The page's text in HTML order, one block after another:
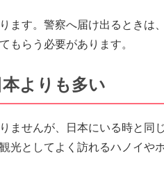
ます。警察へ届け出るときは
もらう必要があります。
よりも多い
ませんが、日本にいる時と同
光としてよく訪れるハノイや